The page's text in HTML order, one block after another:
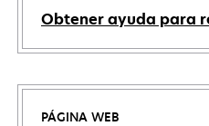
Obtener ayuda para
PÁGINA WEB